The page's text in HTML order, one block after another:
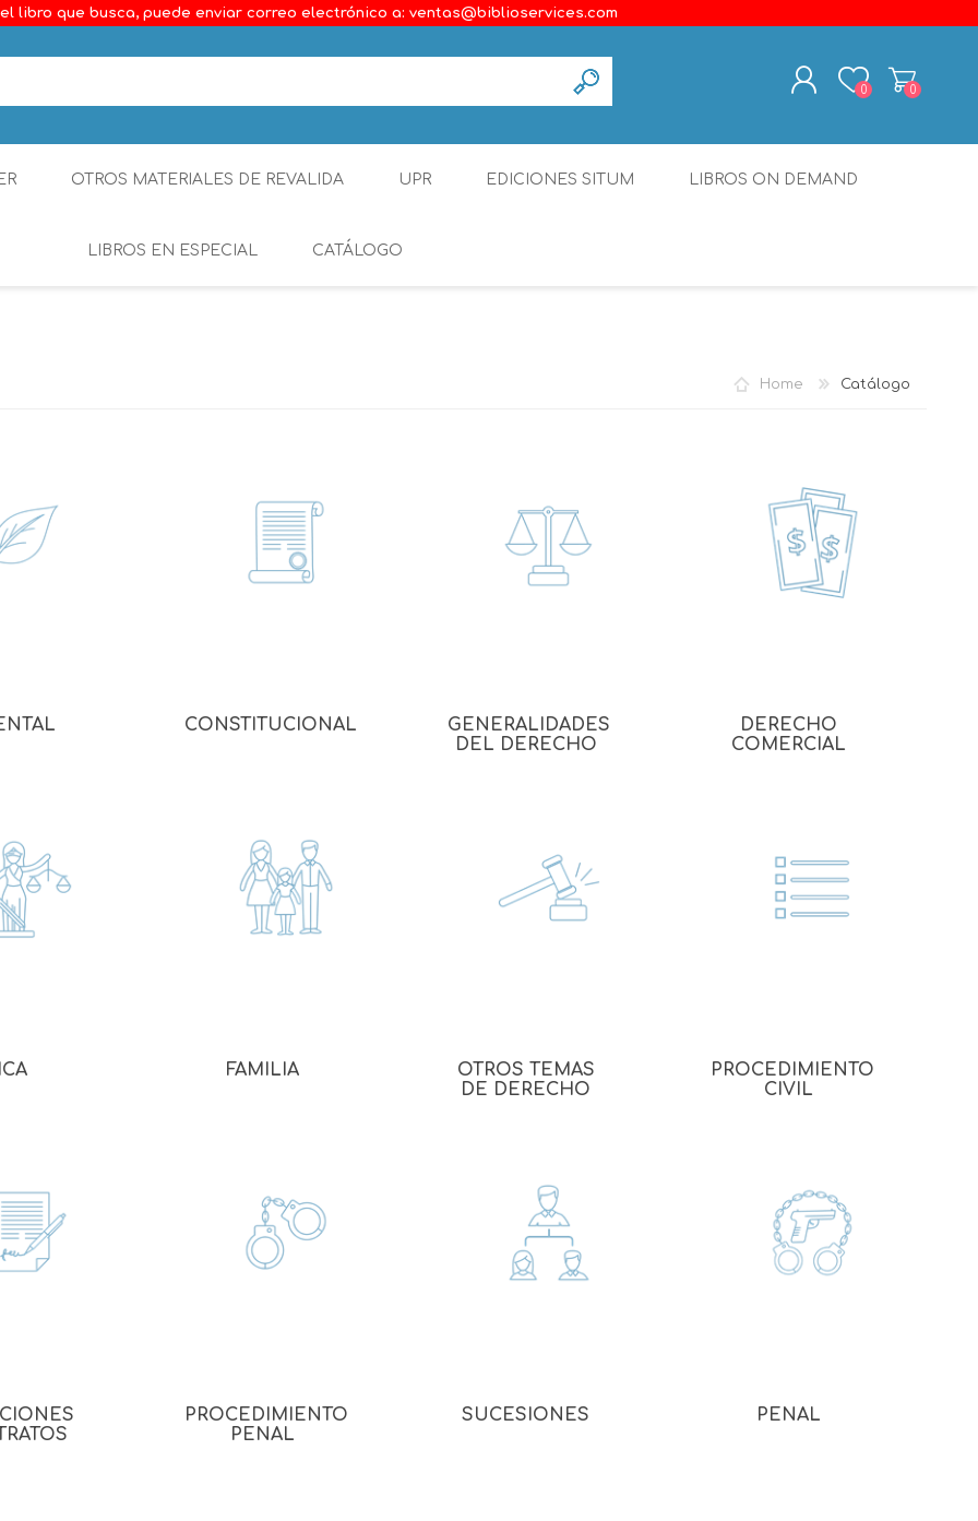
libro que busca, puede enviar correo electrónico a: ventas@biblioservices.com
0 0
OTROS MATERIALES DE REVALIDA UPR EDICIONES SITUM LIBROS ON DEMAND
Gato Malo Editores
LIBROS EN ESPECIAL CATÁLOGO
Sucesiones
Arbitraje y Mediacion
Home Catálogo
CONSTITUCIONAL
GENERALIDADES
DEL DERECHO
DERECHO
COMERCIAL
FAMILIA
OTROS TEMAS
DE DERECHO
PROCEDIMIENTO
CIVIL
PROCEDIMIENTO
PENAL
SUCESIONES PENAL